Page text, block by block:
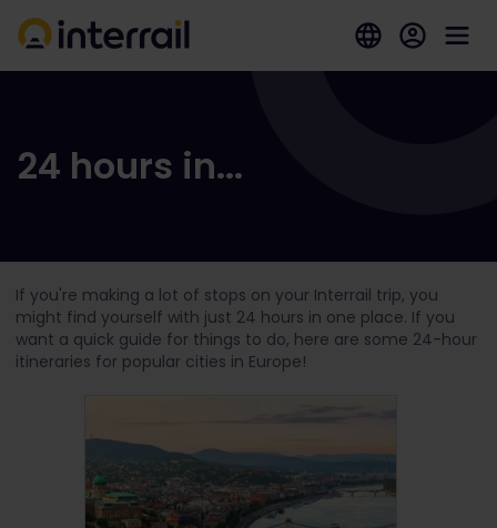
24 hours in...
If you're making a lot of stops on your Interrail trip, you
might find yourself with just 24 hours in one place. If you
want a quick guide for things to do, here are some 24-hour
itineraries for popular cities in Europe!